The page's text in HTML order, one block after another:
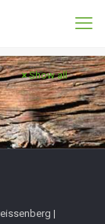
Show all
|